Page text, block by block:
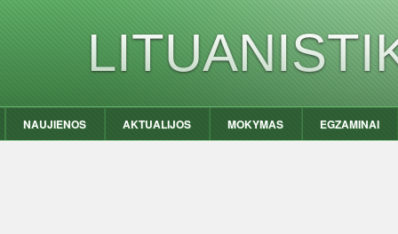
NAUJIENOS AKTUALIJOS MOKYMAS EGZAMINAI